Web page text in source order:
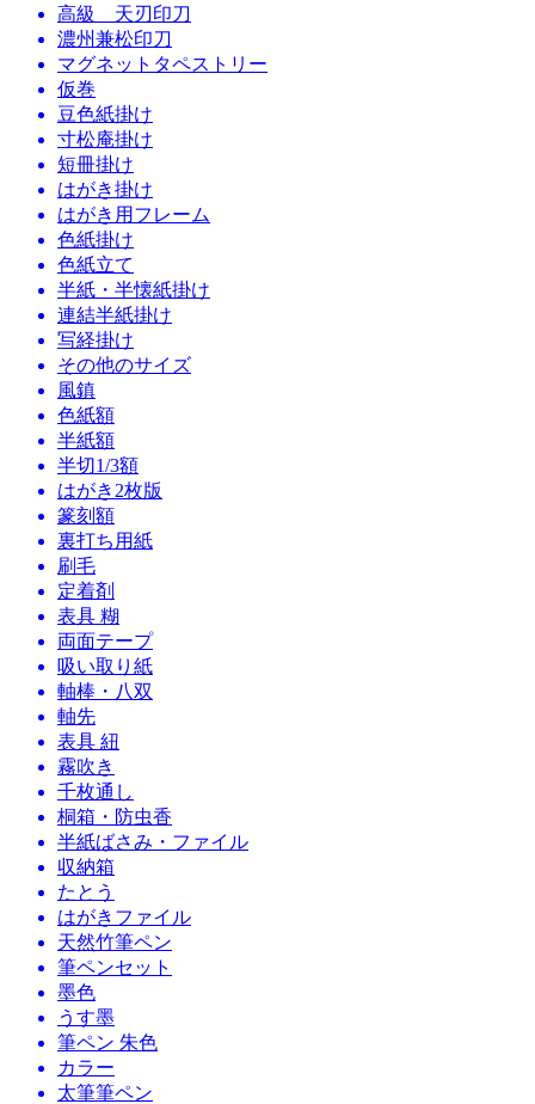
高級 天刃印刀
濃州兼松印刀
マグネットタペストリー
仮巻
豆色紙掛け
寸松庵掛け
短冊掛け
はがき掛け
はがき用フレーム
色紙掛け
色紙立て
半紙・半懐紙掛け
連結半紙掛け
写経掛け
その他のサイズ
風鎮
色紙額
半紙額
半切1/3額
はがき2枚版
篆刻額
裏打ち用紙
刷毛
定着剤
表具 糊
両面テープ
吸い取り紙
軸棒・八双
軸先
表具 紐
霧吹き
千枚通し
桐箱・防虫香
半紙ばさみ・ファイル
収納箱
たとう
はがきファイル
天然竹筆ペン
筆ペンセット
墨色
うす墨
筆ペン 朱色
カラー
太筆筆ペン